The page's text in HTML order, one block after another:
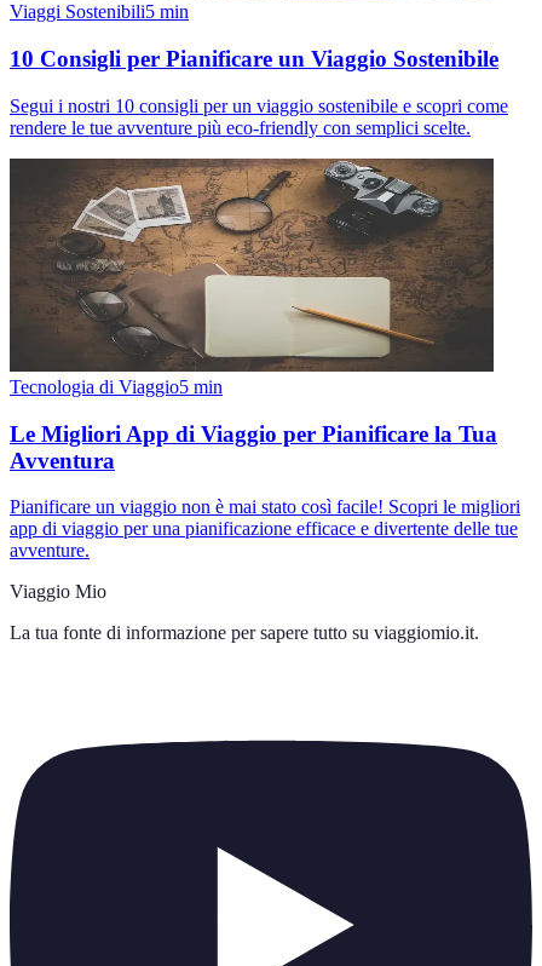
Viaggi Sostenibili5 min
10 Consigli per Pianificare un Viaggio Sostenibile
Segui i nostri 10 consigli per un viaggio sostenibile e scopri come
rendere le tue avventure più eco-friendly con semplici scelte.
Tecnologia di Viaggio5 min
Le Migliori App di Viaggio per Pianificare la Tua
Avventura
Pianificare un viaggio non è mai stato così facile! Scopri le migliori
app di viaggio per una pianificazione efficace e divertente delle tue
avventure.
Viaggio Mio
La tua fonte di informazione per sapere tutto su viaggiomio.it.